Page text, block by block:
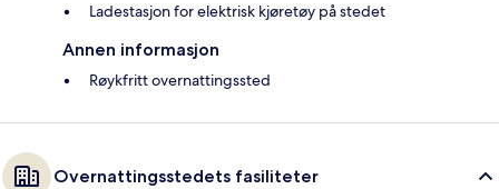
Ladestasjon for elektrisk kjøretøy på stedet
Annen informasjon
Røykfritt overnattingssted
Overnattingsstedets fasiliteter